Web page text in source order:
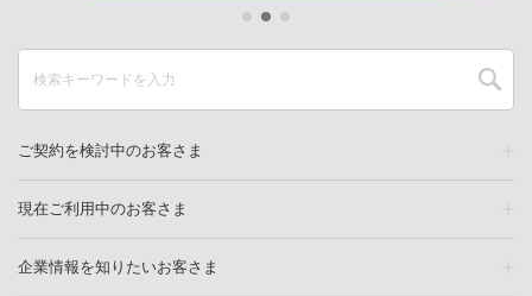
ご契約を検討中のお客さま
現在ご利用中のお客さま
企業情報を知りたいお客さま